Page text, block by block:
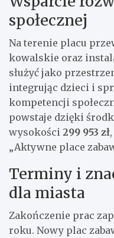
społecznej
Na terenie placu
kowalskie oraz
służyć jako
integrując dzieci i
kompetencji
powstaje dzięki
wysokości 299 953 zł
„Aktywne place
Terminy i
dla miasta
Zakończenie prac
roku. Nowy plac